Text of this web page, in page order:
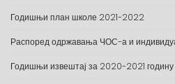
Годишњи план школе 2021-2022
Распоред одржавања ЧОС-а и
Годишњи извештај за 2020-2021 годину